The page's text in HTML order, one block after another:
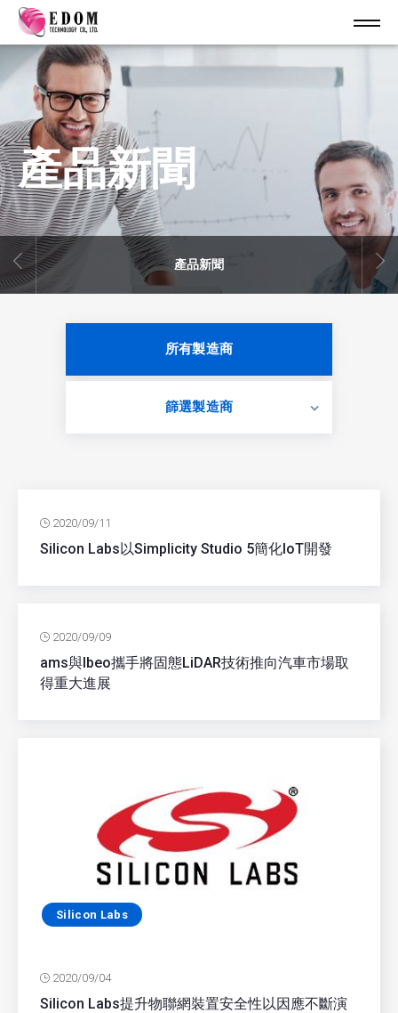
產品新聞
產品新聞
所有製造商
篩選製造商
2020/09/11
Silicon Labs以Simplicity Studio 5簡化IoT開發
2020/09/09
ams與Ibeo攜手將固態LiDAR技術推向汽車市場取
得重大進展
Silicon Labs
2020/09/04
Silicon Labs提升物聯網裝置安全性以因應不斷演